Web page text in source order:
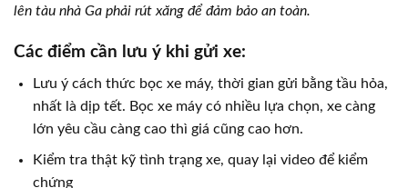
lên tàu nhà Ga phải rút xăng để đảm bảo an toàn.
Các điểm cần lưu ý khi gửi xe:
Lưu ý cách thức bọc xe máy, thời gian gửi bằng tầu hỏa,
nhất là dịp tết. Bọc xe máy có nhiều lựa chọn, xe càng
lớn yêu cầu càng cao thì giá cũng cao hơn.
Kiểm tra thật kỹ tình trạng xe, quay lại video để kiểm
chứng